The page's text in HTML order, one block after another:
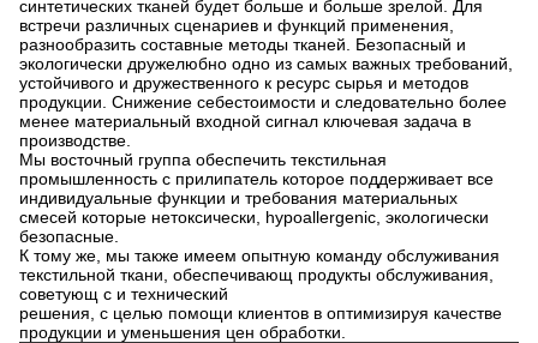
синтетических тканей будет больше и больше зрелой. Для
встречи различных сценариев и функций применения,
разнообразить составные методы тканей. Безопасный и
экологически дружелюбно одно из самых важных требований,
устойчивого и дружественного к ресурс сырья и методов
продукции. Снижение себестоимости и следовательно более
менее материальный входной сигнал ключевая задача в
производстве.
Мы восточный группа обеспечить текстильная
промышленность с прилипатель которое поддерживает все
индивидуальные функции и требования материальных
смесей которые нетоксически, hypoallergenic, экологически
безопасные.
К тому же, мы также имеем опытную команду обслуживания
текстильной ткани, обеспечивающ продукты обслуживания,
советующ с и технический
решения, с целью помощи клиентов в оптимизируя качестве
продукции и уменьшения цен обработки.